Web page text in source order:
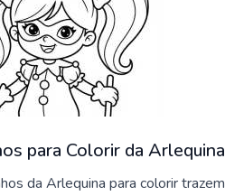
para Colorir da Arlequina
da Arlequina para colorir trazem